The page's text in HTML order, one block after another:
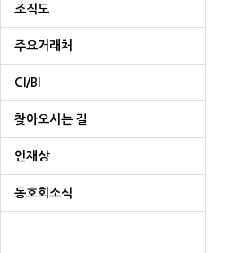
조직도
주요거래처
CI/BI
찾아오시는 길
인재상
동호회소식